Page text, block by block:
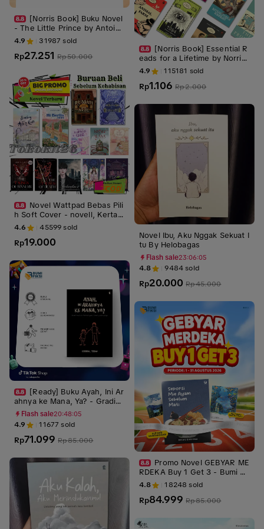
[Norris Book] Buku Novel
- The Little Prince by Antoine
de Saint Exupery - Novel Ber
bahasa Inggris - Bisa Motivas
i
4.9 31987 sold
Rp27.251 Rp50.000
Novel Wattpad Bebas Pili
h Soft Cover - novell, Kertas
Bookpaper
4.6 45599sold
Rp19.000
[Ready] Buku Ayah, Ini Ar
ahnya ke Mana, Ya? - Gradie
n - Bumi Fiksi
Flash sale20:48:03
4.9 11677 sold
Rp71.099 Rp85.000
[Norris Book] Essential R
eads for a Lifetime by Norris
Classiscs — FICTION
4.9 115181 sold
Rp1.106 Rp2.000
Novel Ibu, Aku Nggak Sekuat I
tu By Helobagas
Flash sale23:06:03
4.8 9484sold
Rp20.000 Rp45.000
Promo Novel GEBYAR ME
RDEKA Buy 1 Get 3 - Bumi Fi
ksi
4.8 18248 sold
Rp84.999 Rp85.000